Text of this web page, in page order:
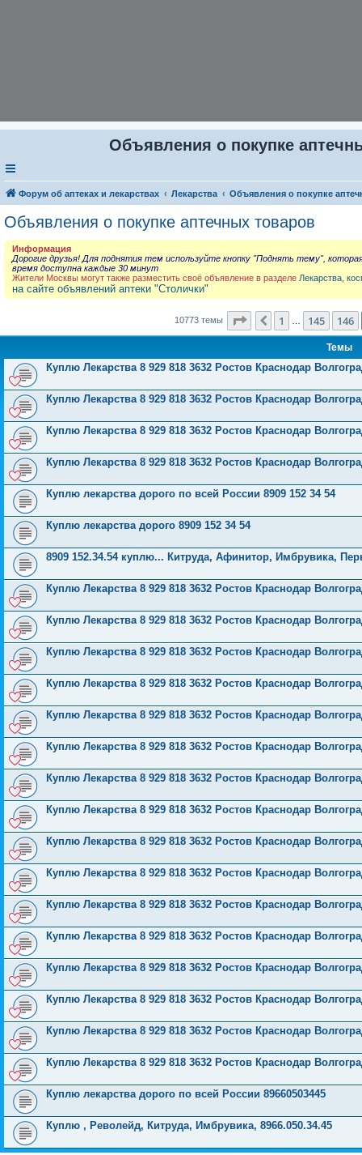
Объявления о покупке
Форум об аптеках и лекарствах Лекарства Объявления о покупке
Объявления о покупке аптечных товаров
Информация
Дорогие друзья! Для поднятия тем используйте кнопку "Поднять тему",
время доступна каждые 30 минут
Жители Москвы могут также разместить своё объявление в разделе Лекарства,
на сайте объявлений аптеки "Столички"
10773 темы Страница 147из 431
Пред.
1 145 146
Темы
Куплю Лекарства 8 929 818 3632 Ростов Краснодар
Куплю Лекарства 8 929 818 3632 Ростов Краснодар
Куплю Лекарства 8 929 818 3632 Ростов Краснодар
Куплю Лекарства 8 929 818 3632 Ростов Краснодар
Куплю лекарства дорого по всей России 8909 152 34 54
Куплю лекарства дорого 8909 152 34 54
8909 152.34.54 куплю... Китруда, Афинитор, Имбрувика,
Куплю Лекарства 8 929 818 3632 Ростов Краснодар
Куплю Лекарства 8 929 818 3632 Ростов Краснодар
Куплю Лекарства 8 929 818 3632 Ростов Краснодар
Куплю Лекарства 8 929 818 3632 Ростов Краснодар
Куплю Лекарства 8 929 818 3632 Ростов Краснодар
Куплю Лекарства 8 929 818 3632 Ростов Краснодар
Куплю Лекарства 8 929 818 3632 Ростов Краснодар
Куплю Лекарства 8 929 818 3632 Ростов Краснодар
Куплю Лекарства 8 929 818 3632 Ростов Краснодар
Куплю Лекарства 8 929 818 3632 Ростов Краснодар
Куплю Лекарства 8 929 818 3632 Ростов Краснодар
Куплю Лекарства 8 929 818 3632 Ростов Краснодар
Куплю Лекарства 8 929 818 3632 Ростов Краснодар
Куплю Лекарства 8 929 818 3632 Ростов Краснодар
Куплю Лекарства 8 929 818 3632 Ростов Краснодар
Куплю Лекарства 8 929 818 3632 Ростов Краснодар
Куплю лекарства дорого по всей России 89660503445
Куплю , Револейд, Китруда, Имбрувика, 8966.050.34.45